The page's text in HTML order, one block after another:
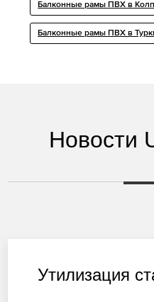
Балконные рамы ПВХ в
Балконные рамы ПВХ в
Новости
Утилизация